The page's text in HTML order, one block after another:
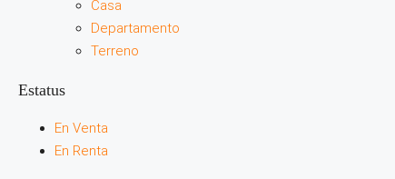
Casa
Departamento
Terreno
Estatus
En Venta
En Renta